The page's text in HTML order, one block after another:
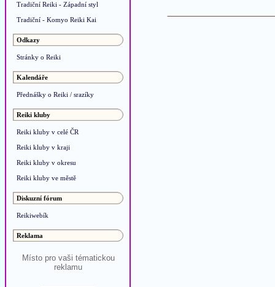
Tradiční Reiki - Západní styl
Tradiční - Komyo Reiki Kai
Odkazy
Stránky o Reiki
Kalendáře
Přednášky o Reiki / srazíky
Reiki kluby
Reiki kluby v celé ČR
Reiki kluby v kraji
Reiki kluby v okresu
Reiki kluby ve městě
Diskuzní fórum
Reikiwebík
Reklama
Místo pro vaši tématickou
reklamu